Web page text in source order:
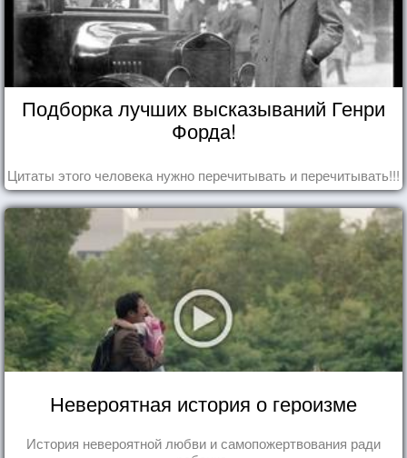
Подборка лучших высказываний Генри
Форда!
Цитаты этого человека нужно перечитывать и перечитывать!!!
Невероятная история о героизме
История невероятной любви и самопожертвования ради